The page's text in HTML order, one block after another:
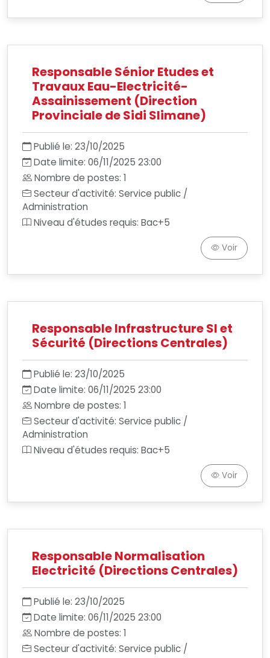
Responsable Sénior Etudes et
Travaux Eau-Electricité-
Assainissement (Direction
Provinciale de Sidi Slimane)
Publié le: 23/10/2025
Date limite: 06/11/2025 23:00
Nombre de postes: 1
Secteur d'activité: Service public /
Administration
Niveau d'études requis: Bac+5
Voir
Responsable Infrastructure SI et
Sécurité (Directions Centrales)
Publié le: 23/10/2025
Date limite: 06/11/2025 23:00
Nombre de postes: 1
Secteur d'activité: Service public /
Administration
Niveau d'études requis: Bac+5
Voir
Responsable Normalisation
Electricité (Directions Centrales)
Publié le: 23/10/2025
Date limite: 06/11/2025 23:00
Nombre de postes: 1
Secteur d'activité: Service public /